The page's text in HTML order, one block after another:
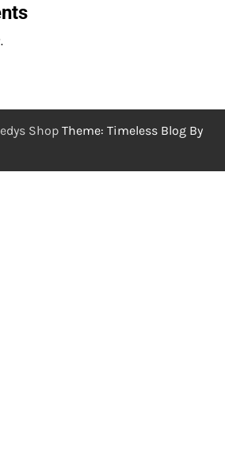
Shop Theme: Timeless Blog By